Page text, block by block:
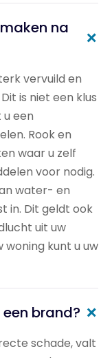
na
+
vervuild en
is niet een klus
u een
Rook en
waar u zelf
voor nodig.
water- en
in. Dit geldt ook
uit uw
woning kunt u uw
brand?+
schade, valt